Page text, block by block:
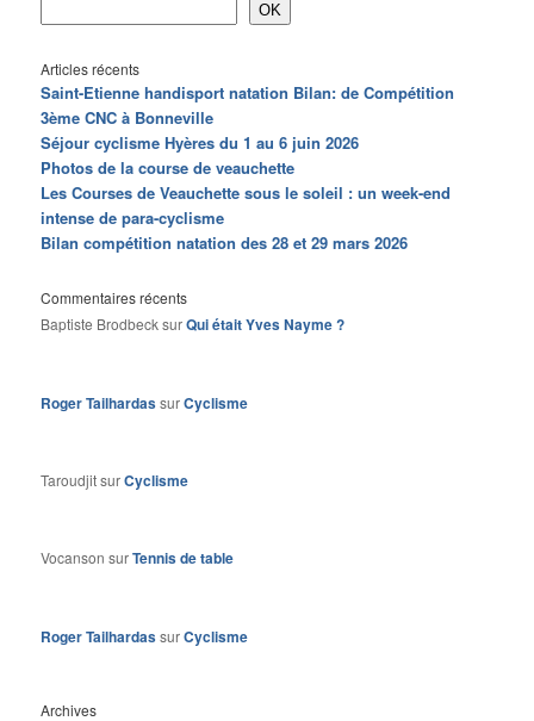
OK
Articles récents
Saint-Etienne handisport natation Bilan: de Compétition
3ème CNC à Bonneville
Séjour cyclisme Hyères du 1 au 6 juin 2026
Photos de la course de veauchette
Les Courses de Veauchette sous le soleil : un week-end
intense de para-cyclisme
Bilan compétition natation des 28 et 29 mars 2026
Commentaires récents
Baptiste BrodbecksurQui était Yves Nayme ?
Roger TailhardassurCyclisme
TaroudjitsurCyclisme
Vocanson surTennis de table
Roger TailhardassurCyclisme
Archives